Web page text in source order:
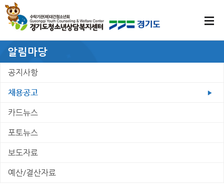
알림마당
공지사항
채용공고
카드뉴스
포토뉴스
보도자료
예산/결산자료